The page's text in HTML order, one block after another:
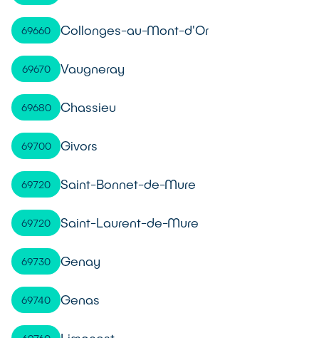
69660 Collonges-au-Mont-d'Or
69670 Vaugneray
69680 Chassieu
69700 Givors
69720 Saint-Bonnet-de-Mure
69720 Saint-Laurent-de-Mure
69730 Genay
69740 Genas